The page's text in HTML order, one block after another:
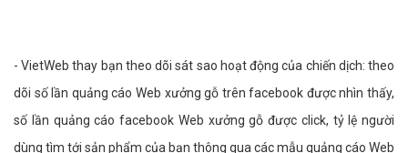
- VietWeb thay bạn theo dõi sát sao hoạt động của chiến dịch: theo
dõi số lần quảng cáo Web xưởng gỗ trên facebook được nhìn thấy,
số lần quảng cáo facebook Web xưởng gỗ được click, tỷ lệ người
dùng tìm tới sản phẩm của bạn thông qua các mẫu quảng cáo Web